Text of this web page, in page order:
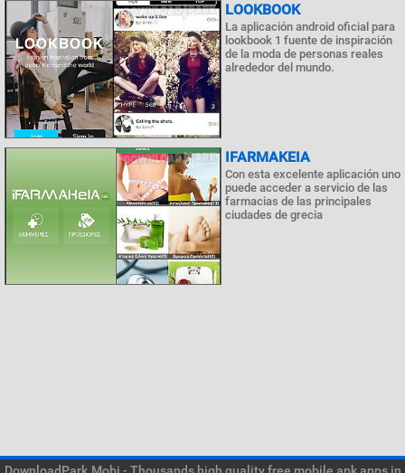
LOOKBOOK
La aplicación android oficial para
lookbook 1 fuente de inspiración
de la moda de personas reales
alrededor del mundo.
IFARMAKEIA
Con esta excelente aplicación uno
puede acceder a servicio de las
farmacias de las principales
ciudades de grecia